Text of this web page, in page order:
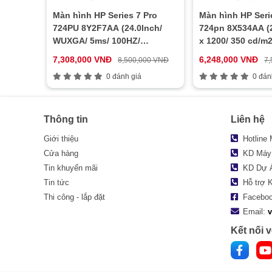
Màn hình HP Series 7 Pro
724PU 8Y2F7AA (24.0Inch/
WUXGA/ 5ms/ 100HZ/
7,308,000 VNĐ
8,500,000 VNĐ
0 đánh giá
Màn hình HP
724pn 8X534AA
x 1200/ 350 cd/
6,248,000 VNĐ
0
Thông tin
Giới thiệu
Cửa hàng
Tin khuyến mãi
Tin tức
Thi công - lắp đặt
Liên hệ
Hotline
KD
KD Dự
Hỗ trợ
Email:
Kết nối